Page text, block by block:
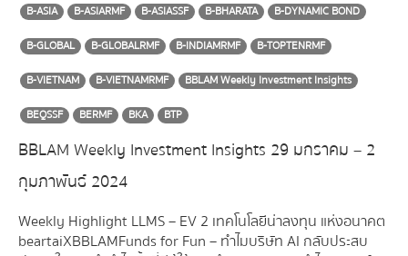
B-ASIA B-ASIARMF B-ASIASSF B-BHARATA
B-DYNAMIC BOND
B-GLOBAL
B-GLOBALRMF B-INDIAMRMF
B-TOPTENRMF
B-VIETNAM
B-VIETNAMRMF
BBLAM Weekly Investment Insights
BEQSSF
BERMF BKA BTP
BBLAM Weekly Investment Insights 29 มกราคม – 2
กุมภาพันธ์ 2024
Weekly Highlight LLMS – EV 2 เทคโนโลยีน่าลงทุน แห่งอนาคต
beartai X BBLAM Funds for Fun – ทำไมบริษัท AI กลับประสบ